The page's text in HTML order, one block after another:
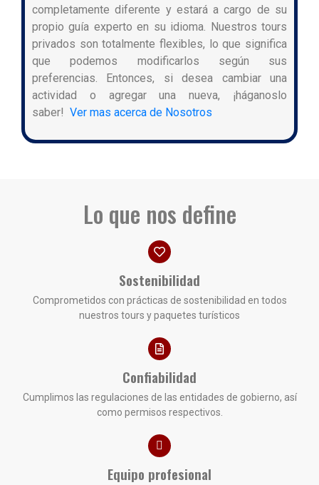
completamente diferente y estará a cargo de su
propio guía experto en su idioma. Nuestros tours
privados son totalmente flexibles, lo que significa
que podemos modificarlos según sus
preferencias. Entonces, si desea cambiar una
actividad o agregar una nueva, ¡háganoslo
saber! Ver mas acerca de Nosotros
Lo que nos define
Sostenibilidad
Comprometidos con prácticas de sostenibilidad en todos
nuestros tours y paquetes turísticos
Confiabilidad
Cumplimos las regulaciones de las entidades de gobierno, así
como permisos respectivos.
Equipo profesional